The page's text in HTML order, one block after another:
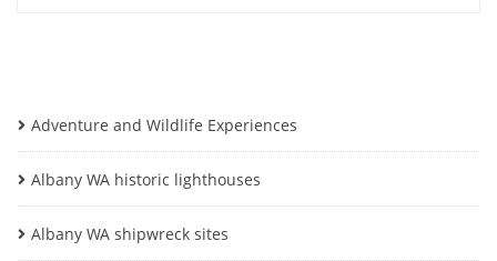
Adventure and Wildlife Experiences
Albany WA historic lighthouses
Albany WA shipwreck sites